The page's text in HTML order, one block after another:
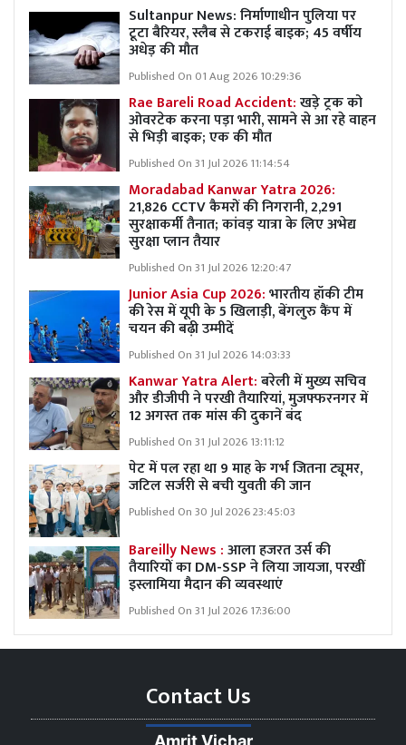
Sultanpur News: निर्माणाधीन पुलिया पर
टूटा बैरियर, स्लैब से टकराई बाइक; 45 वर्षीय
अधेड़ की मौत
Published On 01 Aug 2026 10:29:36
Rae Bareli Road Accident:खड़े ट्रक को
ओवरटेक करना पड़ा भारी, सामने से आ रहे वाहन
से भिड़ी बाइक; एक की मौत
Published On 31 Jul 2026 11:14:54
Moradabad Kanwar Yatra 2026:
21,826 CCTV कैमरों की निगरानी, 2,291
सुरक्षाकर्मी तैनात; कांवड़ यात्रा के लिए अभेद्य
सुरक्षा प्लान तैयार
Published On 31 Jul 2026 12:20:47
Junior Asia Cup 2026:भारतीय हॉकी टीम
की रेस में यूपी के 5 खिलाड़ी, बेंगलुरु कैंप में
चयन की बढ़ी उम्मीदें
Published On 31 Jul 2026 14:03:33
Kanwar Yatra Alert:बरेली में मुख्य सचिव
और डीजीपी ने परखी तैयारियां, मुजफ्फरनगर में
12 अगस्त तक मांस की दुकानें बंद
Published On 31 Jul 2026 13:11:12
पेट में पल रहा था 9 माह के गर्भ जितना ट्यूमर,
जटिल सर्जरी से बची युवती की जान
Published On 30 Jul 2026 23:45:03
Bareilly News :आला हजरत उर्स की
तैयारियों का DM-SSP ने लिया जायजा, परखीं
इस्लामिया मैदान की व्यवस्थाएं
Published On 31 Jul 2026 17:36:00
Contact Us
Amrit Vichar